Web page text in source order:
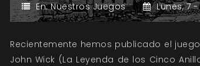
En:Nuestros Juegos Lunes,7 -
Recientemente hemos publicado el
John Wick (La Leyenda de los Cinco